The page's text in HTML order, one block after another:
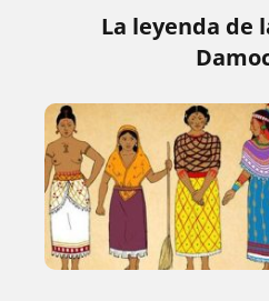
La leyenda de